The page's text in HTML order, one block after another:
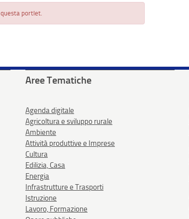
portlet.
Aree Tematiche
Agenda digitale
Agricoltura e sviluppo rurale
Ambiente
Attività produttive e Imprese
Cultura
Edilizia, Casa
Energia
Infrastrutture e Trasporti
Istruzione
Lavoro, Formazione